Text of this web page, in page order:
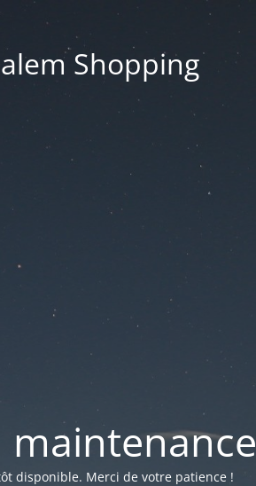
Shopping
maintenance
disponible. Merci de votre patience !